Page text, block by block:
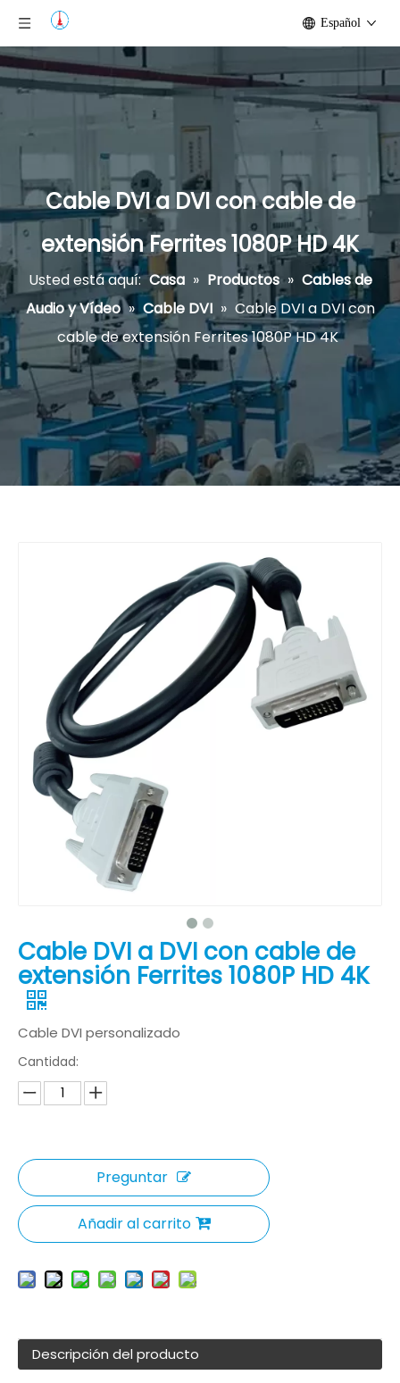
Español
Cable DVI a DVI con cable de
extensión Ferrites 1080P HD 4K
Usted está aquí: Casa » Productos » Cables de
Audio y Vídeo » Cable DVI » Cable DVI a DVI con
cable de extensión Ferrites 1080P HD 4K
Cable DVI a DVI con cable de
extensión Ferrites 1080P HD 4K
Cable DVI personalizado
Cantidad:
Preguntar
Añadir al carrito
Descripción del producto